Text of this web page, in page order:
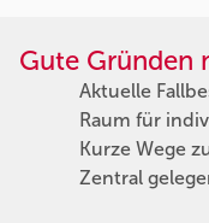
Gute Gründen
Aktuelle
Raum für
Kurze Wege
Zentral